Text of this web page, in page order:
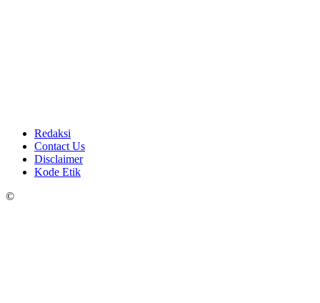
Redaksi
Contact Us
Disclaimer
Kode Etik
©